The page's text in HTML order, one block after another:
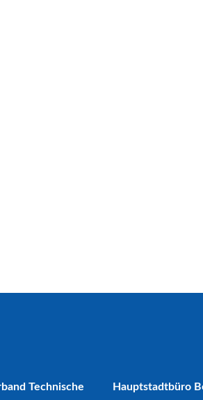
Technische
Hauptstadtbüro